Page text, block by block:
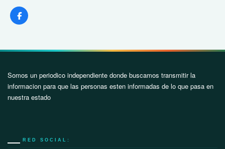
Somos un periodico independiente donde buscamos transmitir la
informacion para que las personas esten informadas de lo que pasa en
nuestra estado
RED SOCIAL: